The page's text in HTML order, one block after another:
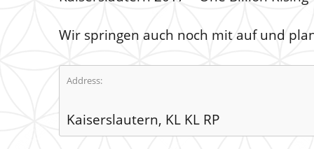
Wir springen auch noch mit auf und
Address:
Kaiserslautern, KL KL RP